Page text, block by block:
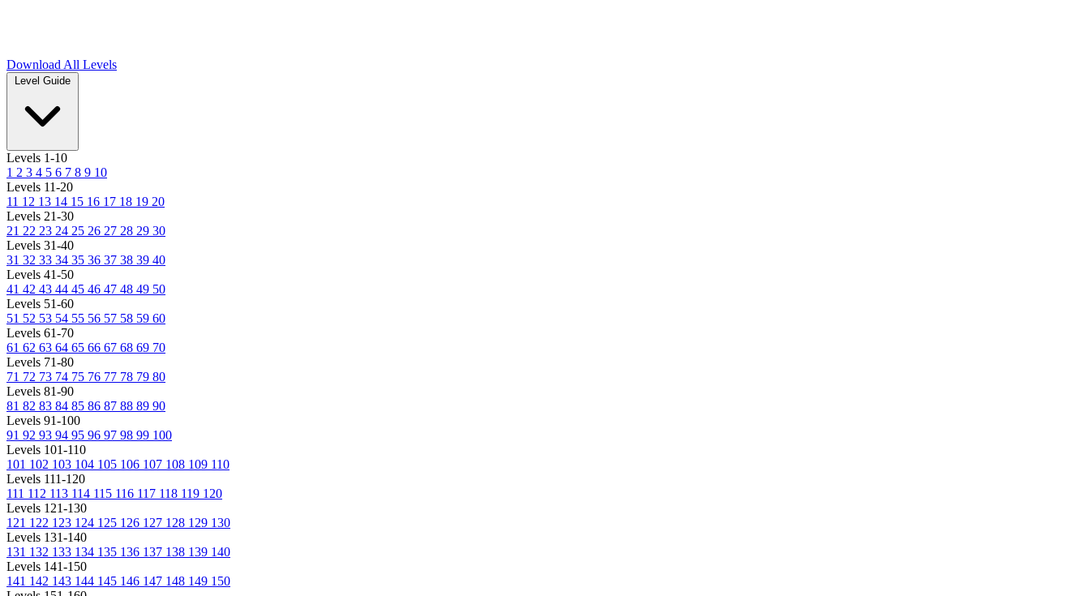
Download All Levels
Level Guide
Levels 1-10
1 2 3 4 5 6 7 8 9 10
Levels 11-20
11 12 13 14 15 16 17 18 19 20
Levels 21-30
21 22 23 24 25 26 27 28 29 30
Levels 31-40
31 32 33 34 35 36 37 38 39 40
Levels 41-50
41 42 43 44 45 46 47 48 49 50
Levels 51-60
51 52 53 54 55 56 57 58 59 60
Levels 61-70
61 62 63 64 65 66 67 68 69 70
Levels 71-80
71 72 73 74 75 76 77 78 79 80
Levels 81-90
81 82 83 84 85 86 87 88 89 90
Levels 91-100
91 92 93 94 95 96 97 98 99 100
Levels 101-110
101 102 103 104 105 106 107 108 109 110
Levels 111-120
111 112 113 114 115 116 117 118 119 120
Levels 121-130
121 122 123 124 125 126 127 128 129 130
Levels 131-140
131 132 133 134 135 136 137 138 139 140
Levels 141-150
141 142 143 144 145 146 147 148 149 150